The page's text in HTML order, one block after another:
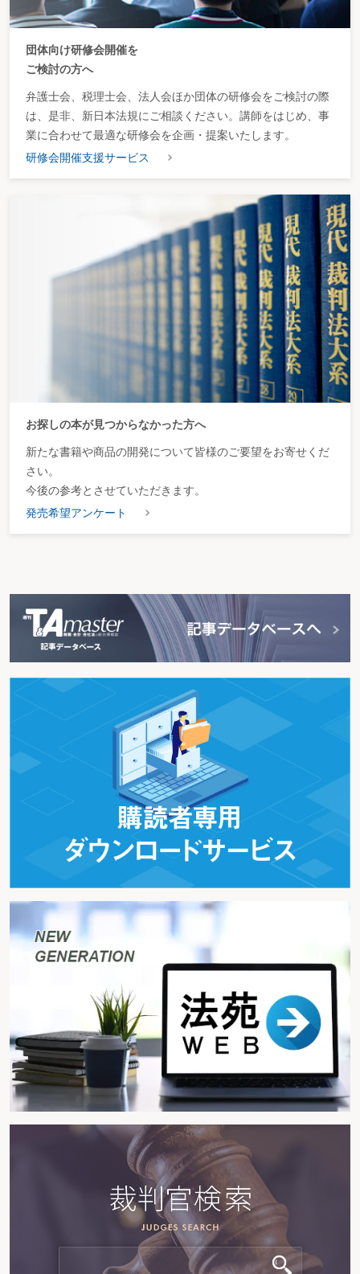
団体向け研修会開催を
ご検討の方へ
弁護士会、税理士会、法人会ほか団体の研修会をご検討の際
は、是非、新日本法規にご相談ください。講師をはじめ、事
業に合わせて最適な研修会を企画・提案いたします。
研修会開催支援サービス
お探しの本が見つからなかった方へ
新たな書籍や商品の開発について皆様のご要望をお寄せくだ
さい。
今後の参考とさせていただきます。
発売希望アンケート